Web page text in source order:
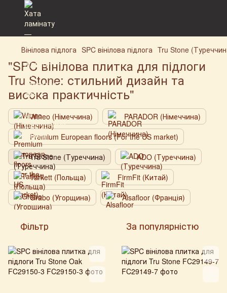
Вінілова підлога SPC вінілова підлога Tru Stone
"SPC вінілова плитка для підлоги
Tru Stone: стильний дизайн та
висока практичність"
Wineo (Німеччина)
PARADOR (Німеччина)
Premium European floors (For the US market)
Tru Stone (Туреччина)
ADO (Туреччина)
Tarkett (Польща)
FirmFit (Китай)
Grabo (Угорщина)
Alsafloor (Франція)
Фільтр За популярністю